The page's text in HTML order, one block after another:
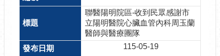
聯醫陽明院區-收到民眾感謝市
立陽明醫院心臟血管內科周玉蘭
醫師與醫療團隊
115-05-19